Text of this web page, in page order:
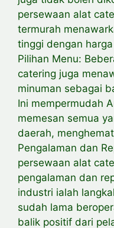
persewaan alat
termurah
tinggi dengan
Pilihan Menu:
catering juga
minuman sebagai
Ini mempermudah
memesan semua
daerah,
Pengalaman dan
persewaan alat
pengalaman dan
industri ialah
sudah lama
balik positif dari